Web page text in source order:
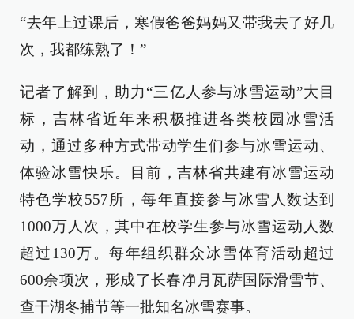
“去年上过课后，寒假爸爸妈妈又带我去了好几
次，我都练熟了！”
记者了解到，助力“三亿人参与冰雪运动”大目
标，吉林省近年来积极推进各类校园冰雪活
动，通过多种方式带动学生们参与冰雪运动、
体验冰雪快乐。目前，吉林省共建有冰雪运动
特色学校557所，每年直接参与冰雪人数达到
1000万人次，其中在校学生参与冰雪运动人数
超过130万。每年组织群众冰雪体育活动超过
600余项次，形成了长春净月瓦萨国际滑雪节、
查干湖冬捕节等一批知名冰雪赛事。